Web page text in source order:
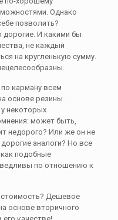
Однако
позволить?
И какими бы
не каждый
на кругленькую сумму.
карману всем
основе резины
у некоторых
может быть,
недорого? Или же он не
аналоги? Но все
как подобные
по отношению к
стоимость? Дешевое
основе вторичного